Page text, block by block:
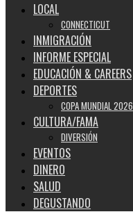
LOCAL
CONNECTICUT
INMIGRACIÓN
INFORME ESPECIAL
EDUCACIÓN & CAREERS
DEPORTES
COPA MUNDIAL 2026
CULTURA/FAMA
DIVERSIÓN
EVENTOS
DINERO
SALUD
DEGUSTANDO